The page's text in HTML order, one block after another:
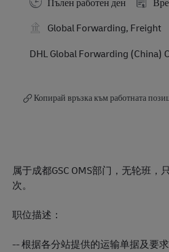
Global Forwarding, Freight
DHL Global Forwarding (China)
Копирай връзка към работната
属于成都GSC OMS部门，无轮班，
次。
职位描述：
-- 根据各分站提供的运输单据及要